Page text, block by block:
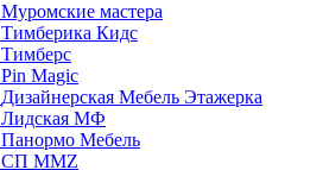
Муромские мастера
Тимберика Кидс
Тимберс
Pin Magic
Дизайнерская Мебель Этажерка
Лидская МФ
Панормо Мебель
СП ММZ